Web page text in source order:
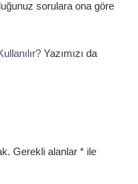
sorulara ona göre
Yazımızı da
Gerekli alanlar *ile